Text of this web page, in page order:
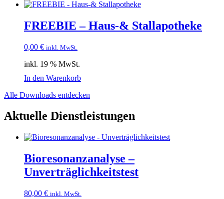
FREEBIE – Haus-& Stallapotheke
0,00 € inkl. MwSt.
inkl. 19 % MwSt.
In den Warenkorb
Alle Downloads entdecken
Aktuelle Dienstleistungen
Bioresonanzanalyse –
Unverträglichkeitstest
80,00 € inkl. MwSt.